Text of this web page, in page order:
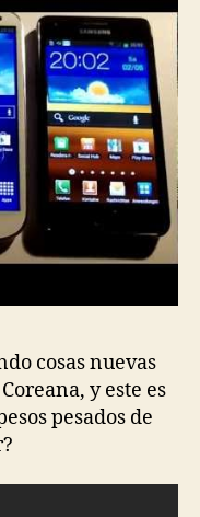
cosas nuevas
y este es
pesados de